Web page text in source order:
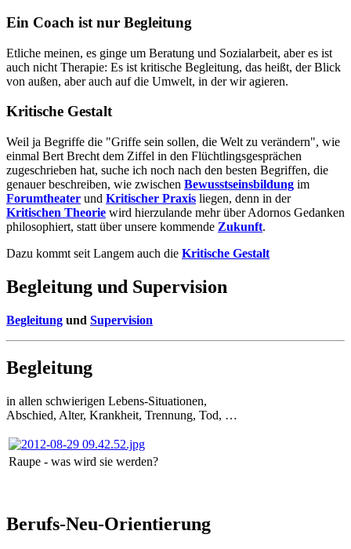
Ein Coach ist nur Begleitung
Etliche meinen, es ginge um Beratung und Sozialarbeit, aber es ist
auch nicht Therapie: Es ist kritische Begleitung, das heißt, der Blick
von außen, aber auch auf die Umwelt, in der wir agieren.
Kritische Gestalt
Weil ja Begriffe die "Griffe sein sollen, die Welt zu verändern", wie
einmal Bert Brecht dem Ziffel in den Flüchtlingsgesprächen
zugeschrieben hat, suche ich noch nach den besten Begriffen, die
genauer beschreiben, wie zwischen Bewusstseinsbildung im
Forumtheater und Kritischer Praxis liegen, denn in der
Kritischen Theorie wird hierzulande mehr über Adornos Gedanken
philosophiert, statt über unsere kommende Zukunft.
Dazu kommt seit Langem auch die Kritische Gestalt
Begleitung und Supervision
Begleitung und Supervision
Begleitung
in allen schwierigen Lebens-Situationen,
Abschied, Alter, Krankheit, Trennung, Tod, …
Raupe - was wird sie werden?
Berufs-Neu-Orientierung